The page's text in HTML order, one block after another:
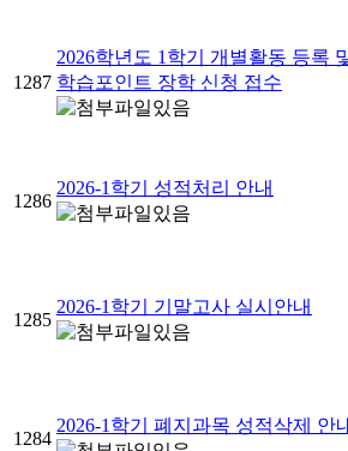
1287
2026학년도 1학기 개별활동 등록
학습포인트 장학 신청 접수
1286
2026-1학기 성적처리 안내
1285
2026-1학기 기말고사 실시안내
1284
2026-1학기 폐지과목 성적삭제 안